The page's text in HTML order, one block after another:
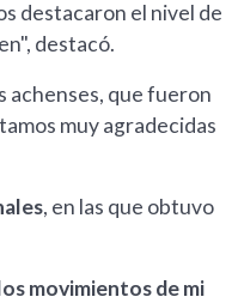
destacaron el nivel de
destacó.
achenses, que fueron
muy agradecidas
, en las que obtuvo
movimientos de mi